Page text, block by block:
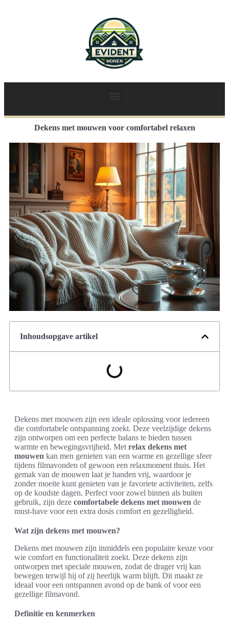
Dekens met mouwen voor comfortabel relaxen
Inhoudsopgave artikel
Dekens met mouwen zijn een ideale oplossing voor iedereen
die comfortabele ontspanning zoekt. Deze veelzijdige dekens
zijn ontworpen om een perfecte balans te bieden tussen
warmte en bewegingsvrijheid. Met relax dekens met
mouwen kan men genieten van een warme en gezellige sfeer
tijdens filmavonden of gewoon een relaxmoment thuis. Het
gemak van de mouwen laat je handen vrij, waardoor je
zonder moeite kunt genieten van je favoriete activiteiten, zelfs
op de koudste dagen. Perfect voor zowel binnen als buiten
gebruik, zijn deze comfortabele dekens met mouwen de
must-have voor een extra dosis comfort en gezelligheid.
Wat zijn dekens met mouwen?
Dekens met mouwen zijn inmiddels een populaire keuze voor
wie comfort en functionaliteit zoekt. Deze dekens zijn
ontworpen met speciale mouwen, zodat de drager vrij kan
bewegen terwijl hij of zij heerlijk warm blijft. Dit maakt ze
ideaal voor een ontspannen avond op de bank of voor een
gezellige filmavond.
Definitie en kenmerken